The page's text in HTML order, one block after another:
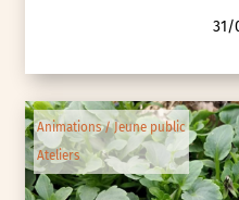
31/
Animations / Jeune public
Ateliers